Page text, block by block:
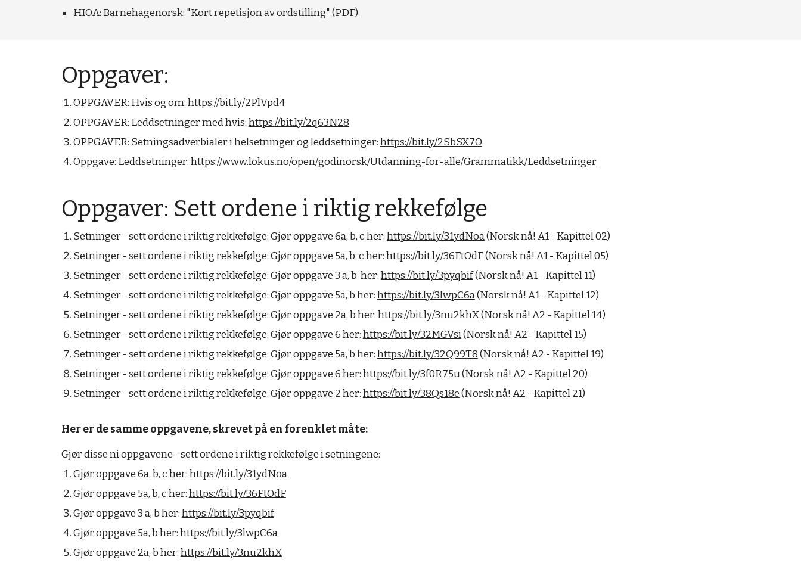
HIOA: Barnehagenorsk: "Kort repetisjon av ordstilling" (PDF)
Oppgaver:
OPPGAVER: Hvis og om:https://bit.ly/2PlVpd4
OPPGAVER: Leddsetninger med hvis:https://bit.ly/2q63N28
OPPGAVER: Setningsadverbialer i helsetninger og leddsetninger:https://bit.ly/2SbSX7O
Oppgave: Leddsetninger:https://www.lokus.no/open/godinorsk/Utdanning-for-alle/Grammatikk/Leddsetninger
Oppgaver: Sett ordene i riktig rekkefølge
Setninger - sett ordene i riktig rekkefølge: Gjør oppgave 6a, b, c her:https://bit.ly/31ydNoa(Norsk nå! A1 - Kapittel 02)
Setninger - sett ordene i riktig rekkefølge: Gjør oppgave 5a, b, c her:https://bit.ly/36FtOdF(Norsk nå! A1 - Kapittel 05)
Setninger - sett ordene i riktig rekkefølge: Gjør oppgave 3 a, b her:https://bit.ly/3pyqbif(Norsk nå! A1 - Kapittel 11)
Setninger - sett ordene i riktig rekkefølge: Gjør oppgave 5a, b her:https://bit.ly/3lwpC6a(Norsk nå! A1 - Kapittel 12)
Setninger - sett ordene i riktig rekkefølge: Gjør oppgave 2a, b her:https://bit.ly/3nu2khX(Norsk nå! A2 - Kapittel 14)
Setninger - sett ordene i riktig rekkefølge: Gjør oppgave 6 her:https://bit.ly/32MGVsi(Norsk nå! A2 - Kapittel 15)
Setninger - sett ordene i riktig rekkefølge: Gjør oppgave 5a, b her:https://bit.ly/32Q99T8(Norsk nå! A2 - Kapittel 19)
Setninger - sett ordene i riktig rekkefølge: Gjør oppgave 6 her:https://bit.ly/3f0R75u(Norsk nå! A2 - Kapittel 20)
Setninger - sett ordene i riktig rekkefølge: Gjør oppgave 2 her:https://bit.ly/38Qs18e(Norsk nå! A2 - Kapittel 21)
Her er de samme oppgavene, skrevet på en forenklet måte:
Gjør disse ni oppgavene - sett ordene i riktig rekkefølge i setningene:
Gjør oppgave 6a, b, c her:https://bit.ly/31ydNoa
Gjør oppgave 5a, b, c her:https://bit.ly/36FtOdF
Gjør oppgave 3 a, b her:https://bit.ly/3pyqbif
Gjør oppgave 5a, b her:https://bit.ly/3lwpC6a
Gjør oppgave 2a, b her:https://bit.ly/3nu2khX